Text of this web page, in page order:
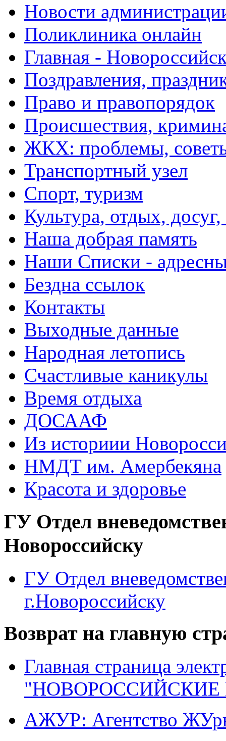
Новости
Поликлиника онлайн
Главная -
Поздравления,
Право и правопорядок
Происшествия,
ЖКХ: проблемы,
Транспортный узел
Спорт, туризм
Культура, отдых,
Наша добрая память
Наши Списки -
Бездна ссылок
Контакты
Выходные данные
Народная летопись
Счастливые каникулы
Время отдыха
ДОСААФ
Из историии
НМДТ им. Амербекяна
Красота и здоровье
ГУ Отдел
Новороссийску
ГУ Отдел
г.Новороссийску
Возврат на главную
Главная страница
"НОВОРОССИЙСКИЕ
АЖУР: Агентство